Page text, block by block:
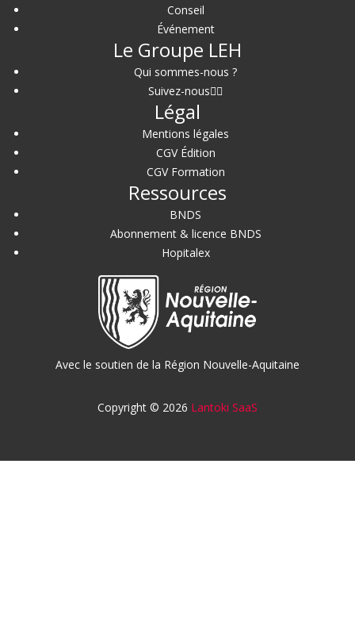
Conseil
Événement
Le Groupe LEH
Qui sommes-nous ?
Suivez-nous
Légal
Mentions légales
CGV Édition
CGV Formation
Ressources
BNDS
Abonnement & licence BNDS
Hopitalex
Avec le soutien de la Région Nouvelle-Aquitaine
Copyright © 2026 Lantoki SaaS